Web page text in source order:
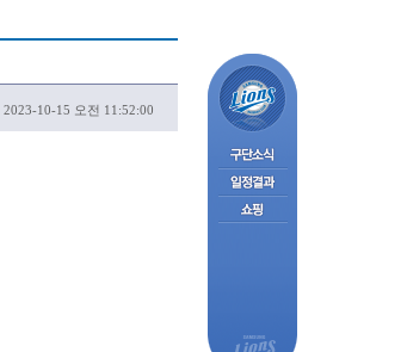
2023-10-15 오전 11:52:00